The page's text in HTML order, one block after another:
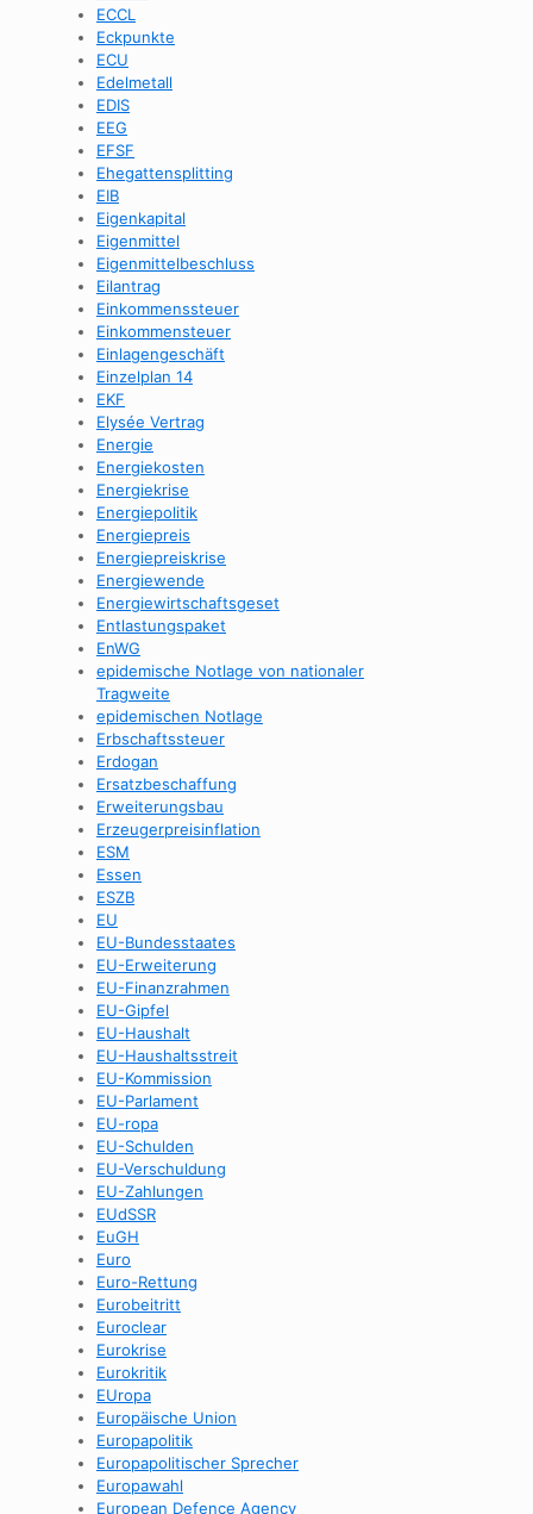
ECCL
Eckpunkte
ECU
Edelmetall
EDIS
EEG
EFSF
Ehegattensplitting
EIB
Eigenkapital
Eigenmittel
Eigenmittelbeschluss
Eilantrag
Einkommenssteuer
Einkommensteuer
Einlagengeschäft
Einzelplan 14
EKF
Elysée Vertrag
Energie
Energiekosten
Energiekrise
Energiepolitik
Energiepreis
Energiepreiskrise
Energiewende
Energiewirtschaftsgeset
Entlastungspaket
EnWG
epidemische Notlage von nationaler
Tragweite
epidemischen Notlage
Erbschaftssteuer
Erdogan
Ersatzbeschaffung
Erweiterungsbau
Erzeugerpreisinflation
ESM
Essen
ESZB
EU
EU-Bundesstaates
EU-Erweiterung
EU-Finanzrahmen
EU-Gipfel
EU-Haushalt
EU-Haushaltsstreit
EU-Kommission
EU-Parlament
EU-ropa
EU-Schulden
EU-Verschuldung
EU-Zahlungen
EUdSSR
EuGH
Euro
Euro-Rettung
Eurobeitritt
Euroclear
Eurokrise
Eurokritik
EUropa
Europäische Union
Europapolitik
Europapolitischer Sprecher
Europawahl
European Defence Agency